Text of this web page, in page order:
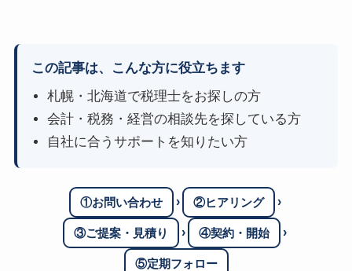
この記事は、こんな方に役立ちます
札幌・北海道で税理士をお探しの方
会計・税務・経営の相談先を探している方
自社に合うサポートを知りたい方
①お問い合わせ › ②ヒアリング ›
③ご提案・見積り › ④契約・開始 ›
⑤定期フォロー